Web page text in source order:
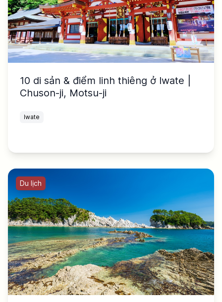
10 di sản & điểm linh thiêng ở Iwate |
Chuson-ji, Motsu-ji
Iwate
Du lịch